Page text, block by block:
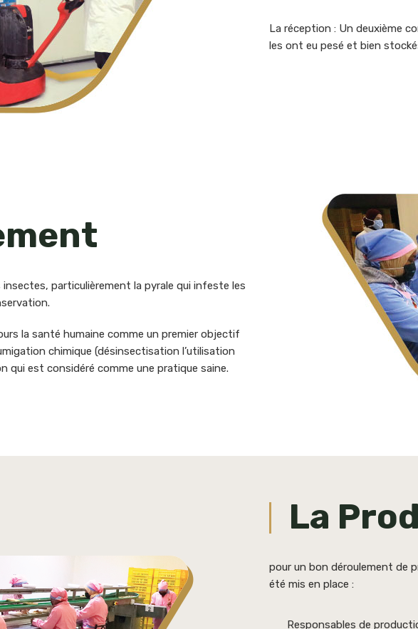
La réception : Un deuxième
les ont eu pesé et bien
particulièrement la pyrale qui infeste les
la santé humaine comme un premier objectif
chimique (désinsectisation l’utilisation
qui est considéré comme une pratique saine.
La
pour un bon déroulement de
été mis en place :
Responsables de